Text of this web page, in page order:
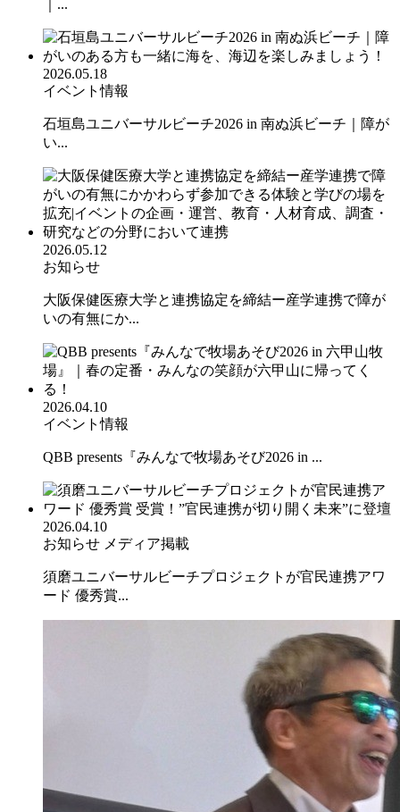
｜...
2026.05.18
イベント情報
石垣島ユニバーサルビーチ2026 in 南ぬ浜ビーチ｜障が
い...
2026.05.12
お知らせ
大阪保健医療大学と連携協定を締結ー産学連携で障が
いの有無にか...
2026.04.10
イベント情報
QBB presents『みんなで牧場あそび2026 in ...
2026.04.10
お知らせ メディア掲載
須磨ユニバーサルビーチプロジェクトが官民連携アワ
ード 優秀賞...